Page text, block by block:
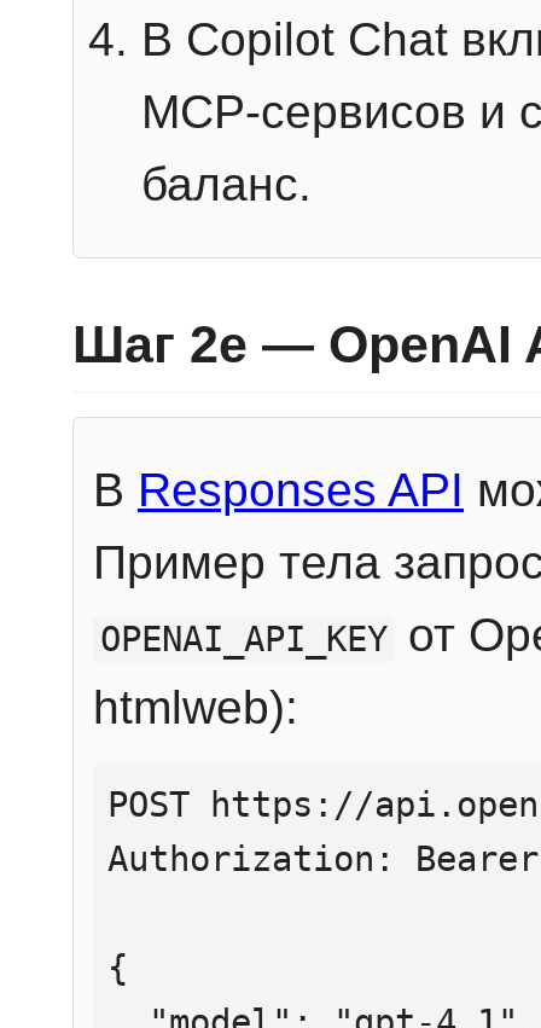
В Copilot Chat
MCP-сервисов и
баланс.
Шаг 2e — OpenAI
В Responses API
Пример тела
OPENAI_API_KEY от
htmlweb):
POST https://
Authorization:
{